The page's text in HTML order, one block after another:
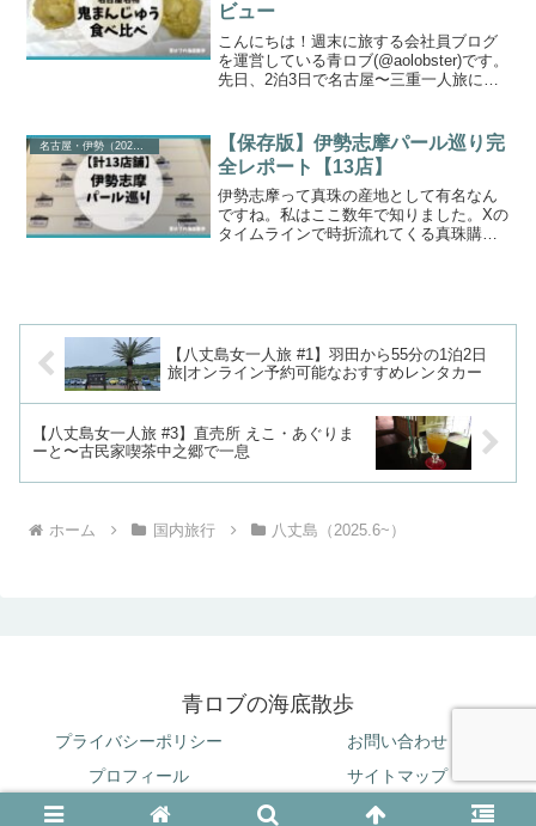
ビュー
こんにちは！週末に旅する会社員ブログ
を運営している青ロブ(@aolobster)です。
先日、2泊3日で名古屋〜三重一人旅に行
古屋に行く際には絶対買おうと思ってい
ました。...
【保存版】伊勢志摩パール巡り完
全レポート【13店】
伊勢志摩って真珠の産地として有名なん
ですね。私はここ数年で知りました。Xの
タイムラインで時折流れてくる真珠購入
【八丈島女一人旅 #1】羽田から55分の1泊2日
旅|オンライン予約可能なおすすめレンタカー
【八丈島女一人旅 #3】直売所 えこ・あぐりま
ーと〜古民家喫茶中之郷で一息
ホーム 国内旅行 八丈島（2025.6~）
青ロブの海底散歩
プライバシーポリシー
お問い合わせ
プロフィール
サイトマップ
© 2025 青ロブの海底散歩.